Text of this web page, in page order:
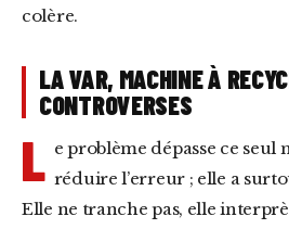
colère.
LA VAR, MACHINE À
CONTROVERSES
L e problème dépasse ce seul
réduire l’erreur ; elle a
Elle ne tranche pas, elle